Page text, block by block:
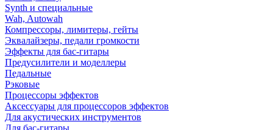
Synth и специальные
Wah, Autowah
Компрессоры, лимитеры, гейты
Эквалайзеры, педали громкости
Эффекты для бас-гитары
Предусилители и моделлеры
Педальные
Рэковые
Процессоры эффектов
Аксессуары для процессоров эффектов
Для акустических инструментов
Для бас-гитары